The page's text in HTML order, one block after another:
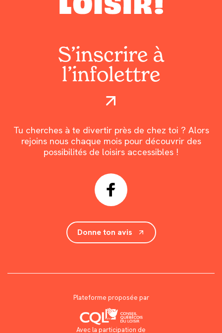
S’inscrire à
l’infolettre
Tu cherches à te divertir près de chez toi ? Alors
rejoins nous chaque mois pour découvrir des
possibilités de loisirs accessibles !
Donne ton avis
Plateforme proposée par
Avec la participation de